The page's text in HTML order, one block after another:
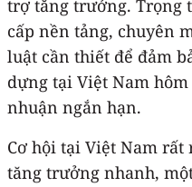
trợ tăng trưởng. Trọng
cấp nền tảng, chuyên
luật cần thiết để đảm
dựng tại Việt Nam
nhuận ngắn hạn.
Cơ hội tại Việt Nam
tăng trưởng nhanh,